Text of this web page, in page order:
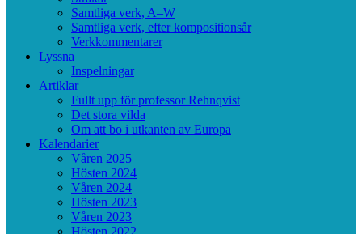
Samtliga verk, A–W
Samtliga verk, efter kompositionsår
Verkkommentarer
Lyssna
Inspelningar
Artiklar
Fullt upp för professor Rehnqvist
Det stora vilda
Om att bo i utkanten av Europa
Kalendarier
Våren 2025
Hösten 2024
Våren 2024
Hösten 2023
Våren 2023
Hösten 2022